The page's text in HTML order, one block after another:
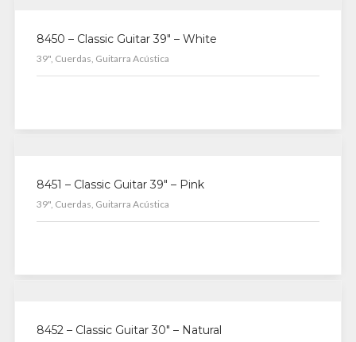
8450 – Classic Guitar 39″ – White
39", Cuerdas, Guitarra Acústica
8451 – Classic Guitar 39″ – Pink
39", Cuerdas, Guitarra Acústica
8452 – Classic Guitar 30″ – Natural